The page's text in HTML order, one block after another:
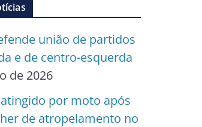
união de partidos
e de centro-esquerda
de 2026
por moto após
de atropelamento no